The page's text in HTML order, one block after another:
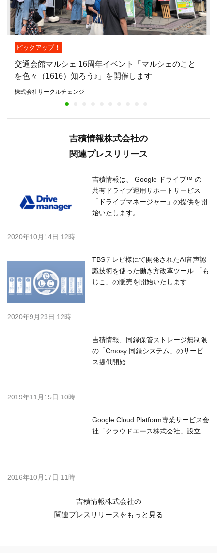
ピックアップ！
交通会館マルシェ 16周年イベント「マルシェのこと
を色々（1616）知ろう♪」を開催します
株式会社サークルチェンジ
吉積情報株式会社の
関連プレスリリース
吉積情報は、 Google ドライブ™ の
共有ドライブ運用サポートサービス
「ドライブマネージャー」の提供を開
始いたします。
2020年10月14日 12時
TBSテレビ様にて開発されたAI音声認
識技術を使った働き方改革ツール 「も
じこ」の販売を開始いたします
2020年9月23日 12時
吉積情報、同録保管ストレージ無制限
の「Cmosy 同録システム」のサービ
ス提供開始
2019年11月15日 10時
Google Cloud Platform専業サービス会
社「クラウドエース株式会社」設立
2016年10月17日 11時
吉積情報株式会社の
関連プレスリリースをもっと見る